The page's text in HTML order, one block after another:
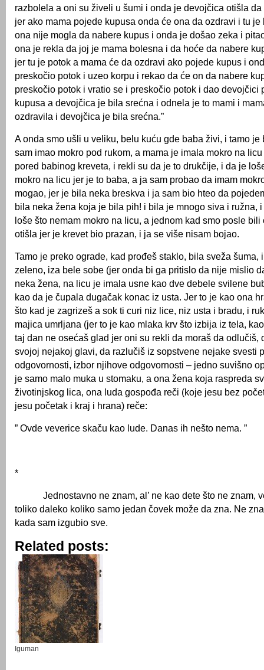
razbolela a oni su živeli u šumi i onda je devojčica otišla
jer ako mama pojede kupusa onda će ona da ozdravi i tu je
ona nije mogla da nabere kupus i onda je došao zeka i
ona je rekla da joj je mama bolesna i da hoće da nabere
jer tu je potok a mama će da ozdravi ako pojede kupus i
preskočio potok i uzeo korpu i rekao da će on da nabere
preskočio potok i vratio se i preskočio potok i dao devojčici
kupusa a devojčica je bila srećna i odnela je to mami i
ozdravila i devojčica je bila srećna.”
A onda smo ušli u veliku, belu kuću gde baba živi, i tamo
sam imao mokro pod rukom, a mama je imala mokro na
pored babinog kreveta, i rekli su da je to drukčije, i da je
mokro na licu jer je to baba, a ja sam probao da imam
mogao, jer je bila neka breskva i ja sam bio hteo da
bila neka žena koja je bila pih! i bila je mnogo siva i ružna,
loše što nemam mokro na licu, a jednom kad smo posle bili
otišla jer je krevet bio prazan, i ja se više nisam bojao.
Tamo je preko ograde, kad prođeš staklo, bila sveža šuma,
zeleno, iza bele sobe (jer onda bi ga pritislo da nije mislio
neka žena, na licu je imala usne kao dve debele svilene
kao da je čupala dugačak konac iz usta. Jer to je kao ona
što kad je zagrizeš a sok ti curi niz lice, niz usta i bradu, i
majica umrljana (jer to je kao mlaka krv što izbija iz tela,
taj dan ne osećaš glad jer oni su rekli da moraš da odlučiš,
svojoj nejakoj glavi, da razlučiš iz sopstvene nejake svesti
odgovornosti, izbor njihove odgovornosti – jedno suvišno
je samo malo muka u stomaku, a ona žena koja raspreda
životinjskog lica, ona luda gospođa reči (koje jesu bez
jesu početak i kraj i hrana) reče:
” Ovde veverice skaču kao lude. Danas ih nešto nema. ”
*
Jednostavno ne znam, al’ ne kao dete što ne znam,
toliko daleko koliko samo jedan čovek može da zna. Ne
kada sam izgubio sve.
Related posts:
Iguman